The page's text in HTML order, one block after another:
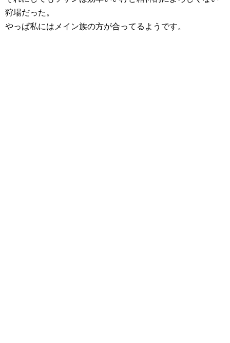
狩場だった。
やっぱ私にはメイン族の方が合ってるようです。